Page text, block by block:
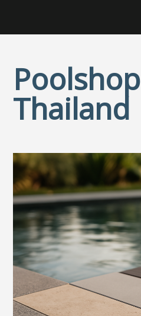
Poolshop
Thailand